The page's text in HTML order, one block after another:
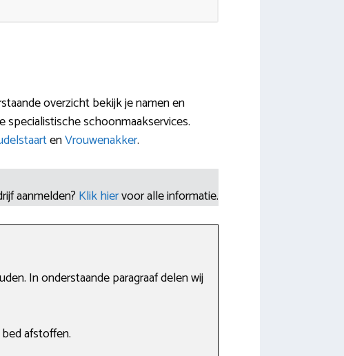
overzicht bekijk je namen en
specialistische schoonmaakservices.
enVrouwenakker.
aanmelden? Klik hiervoor alle informatie.
In onderstaande paragraaf delen wij
afstoffen.